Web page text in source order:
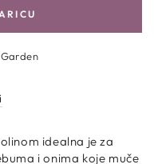
idealna je za
i onima koje muče